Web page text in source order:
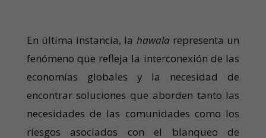
En última instancia, la hawala representa un
fenómeno que refleja la interconexión de las
economías globales y la necesidad de
encontrar soluciones que aborden tanto las
necesidades de las comunidades como los
riesgos asociados con el blanqueo de